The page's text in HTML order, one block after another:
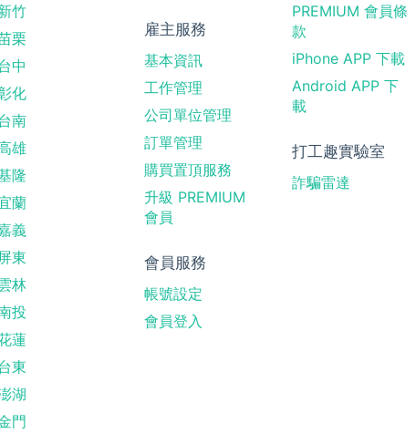
竹
栗
中
化
南
雄
隆
蘭
義
東
林
投
蓮
東
湖
門
雇主服務
基本資訊
工作管理
公司單位管理
訂單管理
購買置頂服務
升級 PREMIUM
會員
會員服務
帳號設定
會員登入
PREMIUM 會員條
款
iPhone APP 下載
Android APP 下
載
打工趣實驗室
詐騙雷達